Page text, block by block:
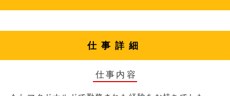
仕事詳細
仕事内容